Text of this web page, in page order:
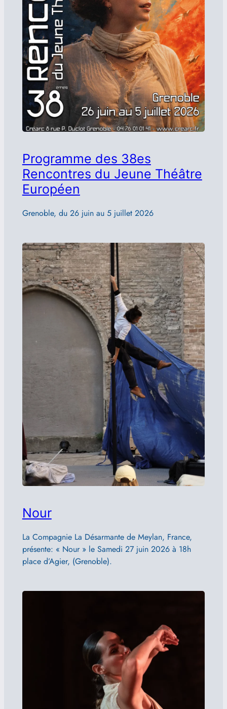
Programme des 38es
Rencontres du Jeune Théâtre
Européen
Grenoble, du 26 juin au 5 juillet 2026
Nour
La Compagnie La Désarmante de Meylan, France,
présente: « Nour » le Samedi 27 juin 2026 à 18h
place d’Agier, (Grenoble).